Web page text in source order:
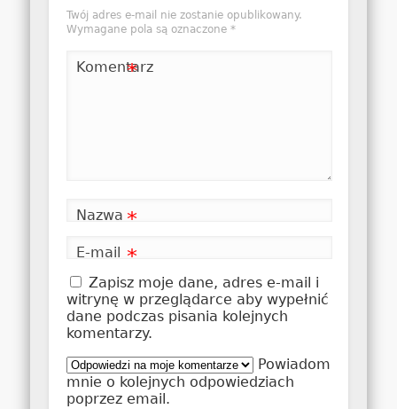
Twój adres e-mail nie zostanie opublikowany.
Wymagane pola są oznaczone *
Komentarz
*
Nazwa *
E-mail *
Zapisz moje dane, adres e-mail i
witrynę w przeglądarce aby wypełnić
dane podczas pisania kolejnych
komentarzy.
Powiadom
mnie o kolejnych odpowiedziach
poprzez email.